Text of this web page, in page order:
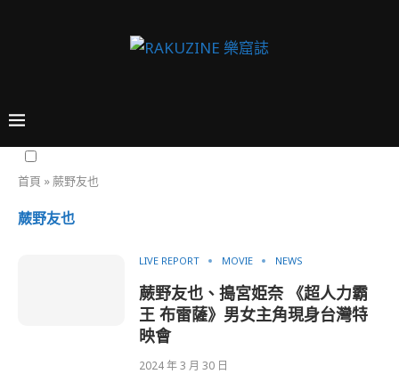
首頁 »蕨野友也
蕨野友也
LIVE REPORT MOVIE NEWS
蕨野友也、搗宮姫奈 《超人力霸
王 布雷薩》男女主角現身台灣特
映會
2024 年 3 月 30 日